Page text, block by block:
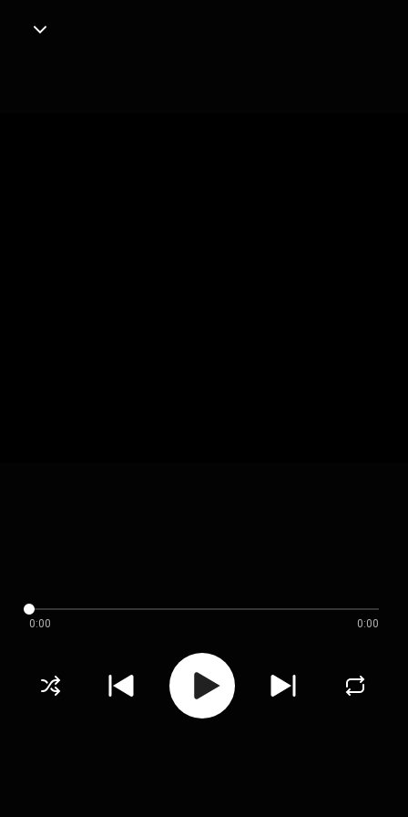
0:00 0:00